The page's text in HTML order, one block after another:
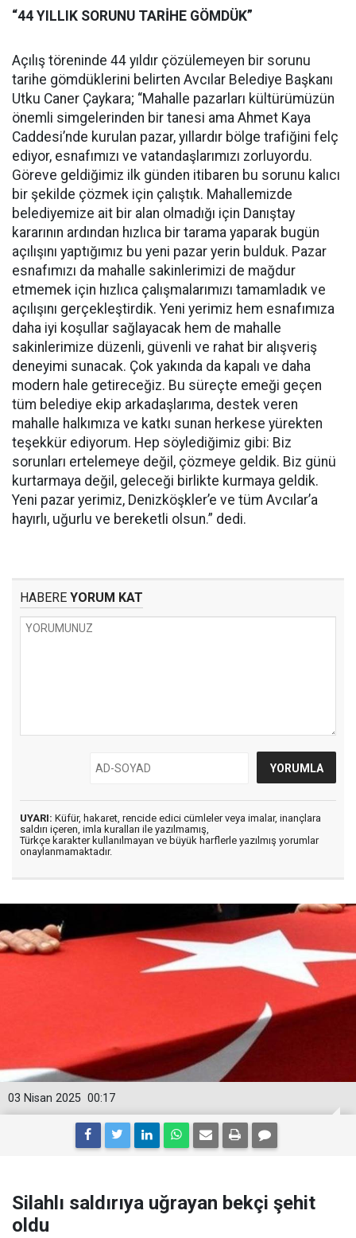
“44 YILLIK SORUNU TARİHE GÖMDÜK”
Açılış töreninde 44 yıldır çözülemeyen bir sorunu
tarihe gömdüklerini belirten Avcılar Belediye Başkanı
Utku Caner Çaykara; “Mahalle pazarları kültürümüzün
önemli simgelerinden bir tanesi ama Ahmet Kaya
Caddesi’nde kurulan pazar, yıllardır bölge trafiğini felç
ediyor, esnafımızı ve vatandaşlarımızı zorluyordu.
Göreve geldiğimiz ilk günden itibaren bu sorunu kalıcı
bir şekilde çözmek için çalıştık. Mahallemizde
belediyemize ait bir alan olmadığı için Danıştay
kararının ardından hızlıca bir tarama yaparak bugün
açılışını yaptığımız bu yeni pazar yerin bulduk. Pazar
esnafımızı da mahalle sakinlerimizi de mağdur
etmemek için hızlıca çalışmalarımızı tamamladık ve
açılışını gerçekleştirdik. Yeni yerimiz hem esnafımıza
daha iyi koşullar sağlayacak hem de mahalle
sakinlerimize düzenli, güvenli ve rahat bir alışveriş
deneyimi sunacak. Çok yakında da kapalı ve daha
modern hale getireceğiz. Bu süreçte emeği geçen
tüm belediye ekip arkadaşlarıma, destek veren
mahalle halkımıza ve katkı sunan herkese yürekten
teşekkür ediyorum. Hep söylediğimiz gibi: Biz
sorunları ertelemeye değil, çözmeye geldik. Biz günü
kurtarmaya değil, geleceği birlikte kurmaya geldik.
Yeni pazar yerimiz, Denizköşkler’e ve tüm Avcılar’a
hayırlı, uğurlu ve bereketli olsun.” dedi.
HABERE YORUM KAT
UYARI: Küfür, hakaret, rencide edici cümleler veya imalar, inançlara
saldırı içeren, imla kuralları ile yazılmamış,
Türkçe karakter kullanılmayan ve büyük harflerle yazılmış yorumlar
onaylanmamaktadır.
00:17
03 Nisan 2025
Silahlı saldırıya uğrayan bekçi şehit
oldu